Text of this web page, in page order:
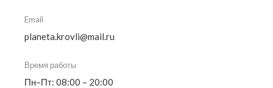
Email
planeta.krovli@mail.ru
Время работы
Пн–Пт: 08:00 – 20:00